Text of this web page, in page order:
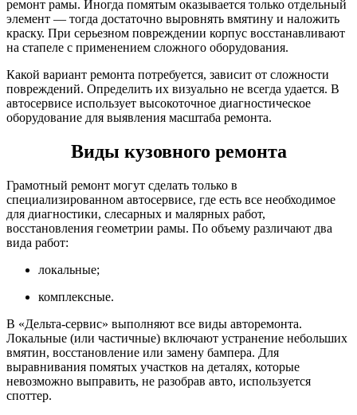
ремонт рамы. Иногда помятым оказывается только отдельный
элемент — тогда достаточно выровнять вмятину и наложить
краску. При серьезном повреждении корпус восстанавливают
на стапеле с применением сложного оборудования.
Какой вариант ремонта потребуется, зависит от сложности
повреждений. Определить их визуально не всегда удается. В
автосервисе использует высокоточное диагностическое
оборудование для выявления масштаба ремонта.
Виды кузовного ремонта
Грамотный ремонт могут сделать только в
специализированном автосервисе, где есть все необходимое
для диагностики, слесарных и малярных работ,
восстановления геометрии рамы. По объему различают два
вида работ:
локальные;
комплексные.
В «Дельта-сервис» выполняют все виды авторемонта.
Локальные (или частичные) включают устранение небольших
вмятин, восстановление или замену бампера. Для
выравнивания помятых участков на деталях, которые
невозможно выправить, не разобрав авто, используется
споттер.